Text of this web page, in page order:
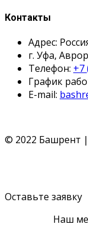
Контакты
Адрес:
г. Уфа,
Телефон: +7
График
E-mail:
© 2022 Башрент
Оставьте заявку
Наш